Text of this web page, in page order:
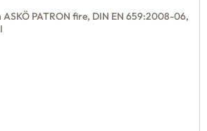
PATRON fire, DIN EN 659:2008-06,